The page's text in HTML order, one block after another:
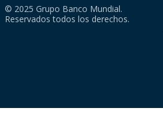
© 2025 Grupo Banco Mundial.
Reservados todos los derechos.